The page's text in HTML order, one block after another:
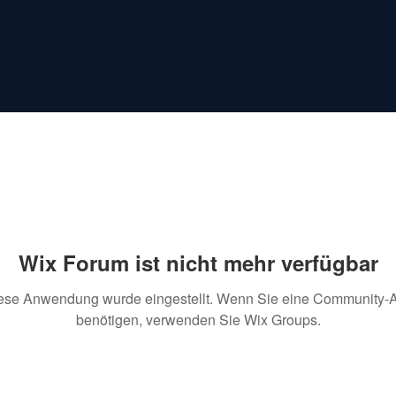
Wix Forum ist nicht mehr verfügbar
Anwendung wurde eingestellt. Wenn Sie eine Community-
benötigen, verwenden Sie Wix Groups.